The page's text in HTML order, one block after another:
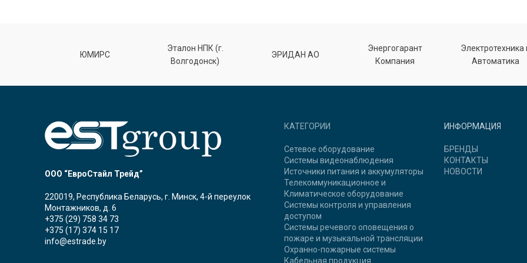
ЮМИРС
Эталон НПК (г.
Волгодонск)
ЭРИДАН АО
Энергогарант
Компания
Электротехника
Автоматика
ООО “ЕвроСтайл Трейд”
220019, Республика Беларусь, г. Минск, 4-й переулок
Монтажников, д. 6
+375 (29) 758 34 73
+375 (17) 374 15 17
info@estrade.by
КАТЕГОРИИ
Сетевое оборудование
Системы видеонаблюдения
Источники питания и аккумуляторы
Телекоммуникационное и
Климатическое оборудование
Системы контроля и управления
доступом
Системы речевого оповещения о
пожаре и музыкальной трансляции
Охранно-пожарные системы
Кабельная продукция
ИНФОРМАЦИЯ
БРЕНДЫ
КОНТАКТЫ
НОВОСТИ